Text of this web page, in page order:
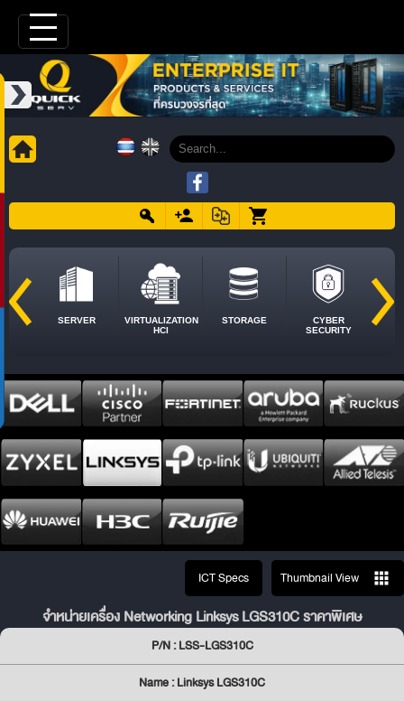
SERVER
VIRTUALIZATION
HCI
STORAGE
CYBER
SECURITY
ICT Specs Thumbnail View
จำหน่ายเครื่อง Networking Linksys LGS310C ราคาพิเศษ
P/N : LSS-LGS310C
Name : Linksys LGS310C